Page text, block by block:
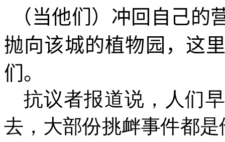
（当他们）冲回自己
抛向该城的植物园，这
们。
抗议者报道说，人们
去，大部份挑衅事件都